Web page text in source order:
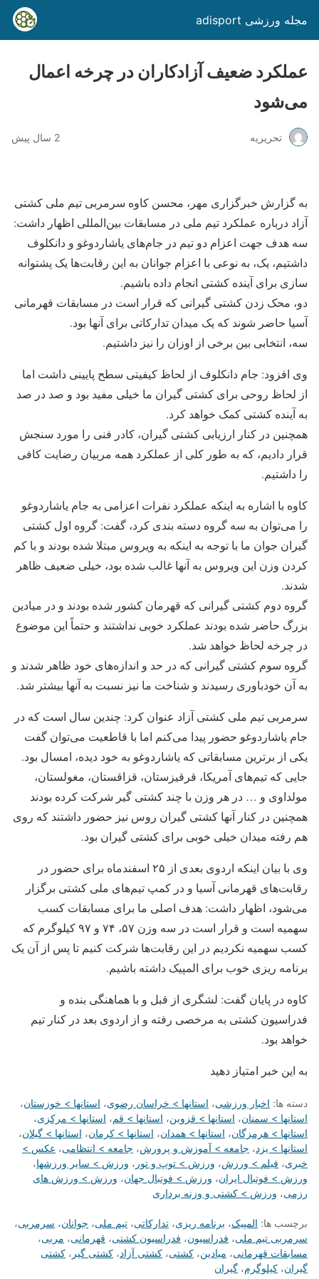
مجله ورزشی adisport
عملکرد ضعیف آزادکاران در چرخه اعمال
می‌شود
تحریریه 2 سال پیش
به گزارش خبرگزاری مهر، محسن کاوه سرمربی تیم ملی کشتی
آزاد درباره عملکرد تیم ملی در مسابقات بین‌المللی اظهار داشت:
سه هدف جهت اعزام دو تیم در جام‌های یاشاردوغو و دانکلوف
داشتیم، یک، به نوعی با اعزام جوانان به این رقابت‌ها یک پشتوانه
سازی برای آینده کشتی انجام داده باشیم.
دو، محک زدن کشتی گیرانی که قرار است در مسابقات قهرمانی
آسیا حاضر شوند که یک میدان تدارکاتی برای آنها بود.
سه، انتخابی بین برخی از اوزان را نیز داشتیم.
وی افزود: جام دانکلوف از لحاظ کیفیتی سطح پایینی داشت اما
از لحاظ روحی برای کشتی گیران ما خیلی مفید بود و صد در صد
به آینده کشتی کمک خواهد کرد.
همچنین در کنار ارزیابی کشتی گیران، کادر فنی را مورد سنجش
قرار دادیم، که به طور کلی از عملکرد همه مربیان رضایت کافی
را داشتیم.
کاوه با اشاره به اینکه عملکرد نفرات اعزامی به جام یاشاردوغو
را می‌توان به سه گروه دسته بندی کرد، گفت: گروه اول کشتی
گیران جوان ما با توجه به اینکه به ویروس مبتلا شده بودند و با کم
کردن وزن این ویروس به آنها غالب شده بود، خیلی ضعیف ظاهر
شدند.
گروه دوم کشتی گیرانی که قهرمان کشور شده بودند و در میادین
بزرگ حاضر شده بودند عملکرد خوبی نداشتند و حتماً این موضوع
در چرخه لحاظ خواهد شد.
گروه سوم کشتی گیرانی که در حد و اندازه‌های خود ظاهر شدند و
به آن خودباوری رسیدند و شناخت ما نیز نسبت به آنها بیشتر شد.
سرمربی تیم ملی کشتی آزاد عنوان کرد: چندین سال است که در
جام یاشاردوغو حضور پیدا می‌کنم اما با قاطعیت می‌توان گفت
یکی از برترین مسابقاتی که یاشاردوغو به خود دیده، امسال بود.
جایی که تیم‌های آمریکا، قرقیزستان، قزاقستان، مغولستان،
مولداوی و … در هر وزن با چند کشتی گیر شرکت کرده بودند
همچنین در کنار آنها کشتی گیران روس نیز حضور داشتند که روی
هم رفته میدان خیلی خوبی برای کشتی گیران بود.
وی با بیان اینکه اردوی بعدی از ۲۵ اسفندماه برای حضور در
رقابت‌های قهرمانی آسیا و در کمپ تیم‌های ملی کشتی برگزار
می‌شود، اظهار داشت: هدف اصلی ما برای مسابقات کسب
سهمیه است و قرار است در سه وزن ۵۷، ۷۴ و ۹۷ کیلوگرم که
کسب سهمیه نکردیم در این رقابت‌ها شرکت کنیم تا پس از آن یک
برنامه ریزی خوب برای المپیک داشته باشیم.
کاوه در پایان گفت: لشگری از قبل و با هماهنگی بنده و
فدراسیون کشتی به مرخصی رفته و از اردوی بعد در کنار تیم
خواهد بود.
به این خبر امتیاز دهید
دسته ها: اخبار ورزشی، استانها > خراسان رضوی، استانها > خوزستان،
استانها > سمنان، استانها > قزوین، استانها > قم، استانها > مرکزی،
استانها > هرمزگان، استانها > همدان، استانها > کرمان، استانها > گیلان،
استانها > یزد، جامعه > آموزش و پرورش، جامعه > انتظامی، عکس >
خبری، فیلم > ورزش، ورزش > توپ و تور ، ورزش > سایر ورزشها،
ورزش > فوتبال ایران، ورزش > فوتبال جهان، ورزش > ورزش های
رزمی، ورزش > کشتی و وزنه برداری
برچسب ها: المپیک، برنامه ریزی، تدارکاتی، تیم ملی، جوانان، سرمربی،
سرمربی تیم ملی، فدراسیون، فدراسیون کشتی، قهرمانی، مربی،
مسابقات قهرمانی، میادین، کشتی، کشتی آزاد، کشتی گیر ، کشتی
گیران، کیلوگرم، گیران